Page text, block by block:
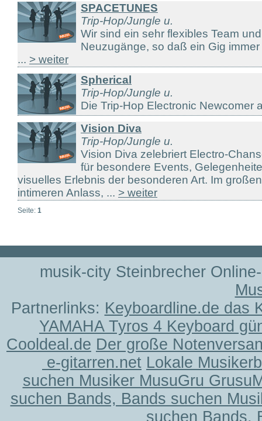
SPACETUNES
Trip-Hop/Jungle u.
Wir sind ein sehr flexibles Team
Neuzugänge, so daß ein Gig
... > weiter
Spherical
Trip-Hop/Jungle u.
Die Trip-Hop Electronic Newcomer
Vision Diva
Trip-Hop/Jungle u.
Vision Diva zelebriert Electro-
für besondere Events,
visuelles Erlebnis der besonderen Art. Im
intimeren Anlass, ... > weiter
Seite: 1
musik-city Steinbrecher
Partnerlinks: Keyboardline.de das
YAMAHA Tyros 4 Keyboard
Cooldeal.de Der große
e-gitarren.net Lokale
suchen Musiker MusuGru
suchen Bands, Bands suchen
suchen Bands,